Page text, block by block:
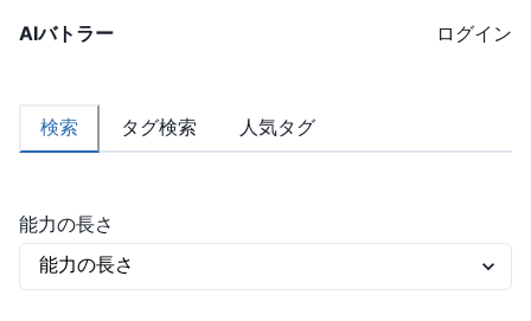
AIバトラー ログイン
検索 タグ検索 人気タグ
能力の長さ